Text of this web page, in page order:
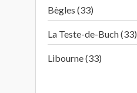
Bègles (33)
La Teste-de-Buch (33)
Libourne (33)